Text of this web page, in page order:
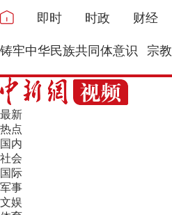
即时 时政 财经
铸牢中华民族共同体意识 宗教
最新
热点
国内
社会
国际
军事
文娱